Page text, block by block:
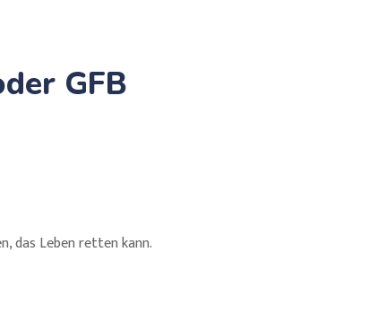
GFB
das Leben retten kann.